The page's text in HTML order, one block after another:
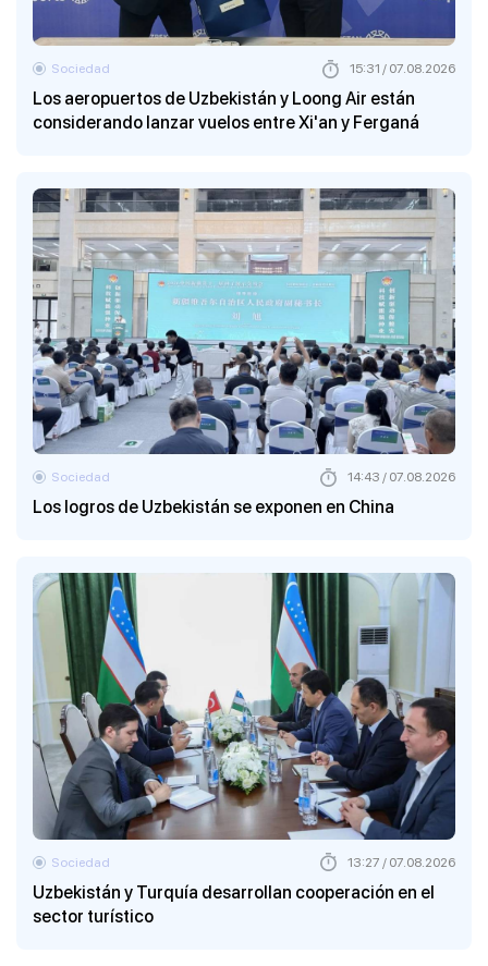
Los aeropuertos de Uzbekistán y Loong Air están
considerando lanzar vuelos entre Xi'an y Ferganá
Sociedad 15:31 / 07.08.2026
Los logros de Uzbekistán se exponen en China
Sociedad 14:43 / 07.08.2026
Uzbekistán y Turquía desarrollan cooperación en el
sector turístico
Sociedad 13:27 / 07.08.2026